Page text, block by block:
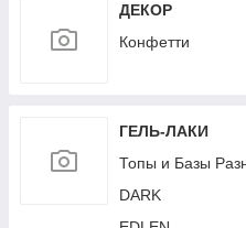
ДЕКОР
Конфетти
ГЕЛЬ-ЛАКИ
Топы и Базы
DARK